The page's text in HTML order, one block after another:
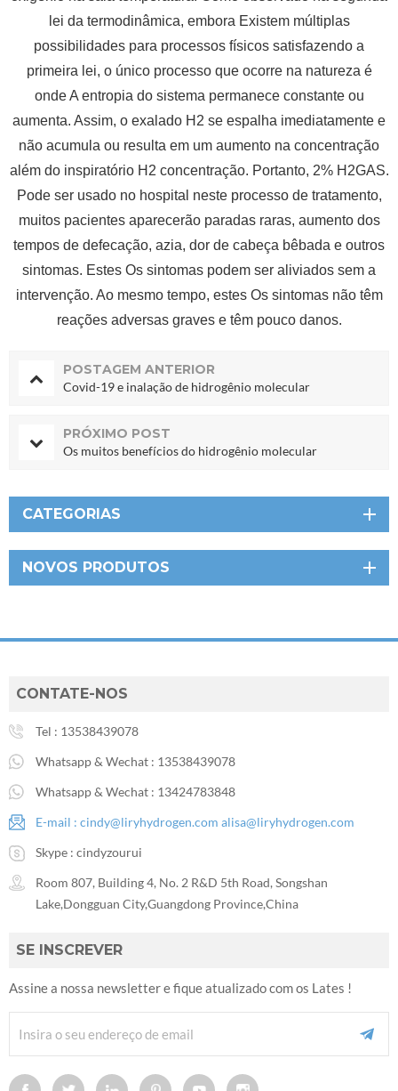
lei da termodinâmica, embora Existem múltiplas
possibilidades para processos físicos satisfazendo a
primeira lei, o único processo que ocorre na natureza é
onde A entropia do sistema permanece constante ou
aumenta. Assim, o exalado H2 se espalha imediatamente e
não acumula ou resulta em um aumento na concentração
além do inspiratório H2 concentração. Portanto, 2% H2GAS.
Pode ser usado no hospital neste processo de tratamento,
muitos pacientes aparecerão paradas raras, aumento dos
tempos de defecação, azia, dor de cabeça bêbada e outros
sintomas. Estes Os sintomas podem ser aliviados sem a
intervenção. Ao mesmo tempo, estes Os sintomas não têm
reações adversas graves e têm pouco danos.
POSTAGEM ANTERIOR
Covid-19 e inalação de hidrogênio molecular
PRÓXIMO POST
Os muitos benefícios do hidrogênio molecular
CATEGORIAS
NOVOS PRODUTOS
CONTATE-NOS
Tel : 13538439078
Whatsapp & Wechat : 13538439078
Whatsapp & Wechat : 13424783848
E-mail : cindy@liryhydrogen.com alisa@liryhydrogen.com
Skype : cindyzourui
Room 807, Building 4, No. 2 R&D 5th Road, Songshan
Lake,Dongguan City,Guangdong Province,China
SE INSCREVER
Assine a nossa newsletter e fique atualizado com os Lates !